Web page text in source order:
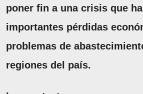
poner fin a una crisis que
importantes pérdidas
problemas de
regiones del país.